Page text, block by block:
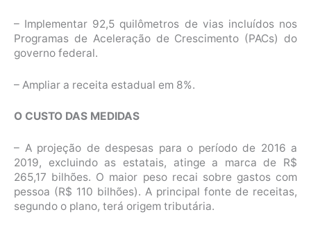
– Implementar 92,5 quilômetros de vias incluídos nos
Programas de Aceleração de Crescimento (PACs) do
governo federal.
– Ampliar a receita estadual em 8%.
O CUSTO DAS MEDIDAS
– A projeção de despesas para o período de 2016 a
2019, excluindo as estatais, atinge a marca de R$
265,17 bilhões. O maior peso recai sobre gastos com
pessoa (R$ 110 bilhões). A principal fonte de receitas,
segundo o plano, terá origem tributária.